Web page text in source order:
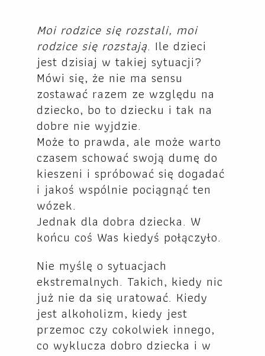
Moi rodzice się rozstali, moi
rodzice się rozstają. Ile dzieci
jest dzisiaj w takiej sytuacji?
Mówi się, że nie ma sensu
zostawać razem ze względu na
dziecko, bo to dziecku i tak na
dobre nie wyjdzie.
Może to prawda, ale może warto
czasem schować swoją dumę do
kieszeni i spróbować się dogadać
i jakoś wspólnie pociągnąć ten
wózek.
Jednak dla dobra dziecka. W
końcu coś Was kiedyś połączyło.
Nie myślę o sytuacjach
ekstremalnych. Takich, kiedy nic
już nie da się uratować. Kiedy
jest alkoholizm, kiedy jest
przemoc czy cokolwiek innego,
co wyklucza dobro dziecka i w